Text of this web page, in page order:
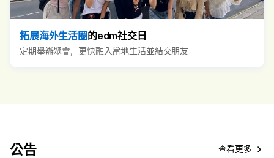
拓展海外生活圈的edm社交日
定期舉辦聚會，更快融入當地生活並結交朋友
公告 查看更多